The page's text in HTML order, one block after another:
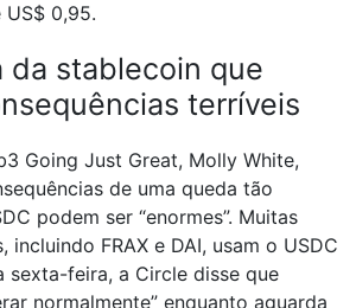
0,95.
da stablecoin que
terríveis
Going Just Great, Molly White,
de uma queda tão
podem ser “enormes”. Muitas
incluindo FRAX e DAI, usam o USDC
sexta-feira, a Circle disse que
normalmente” enquanto aguarda